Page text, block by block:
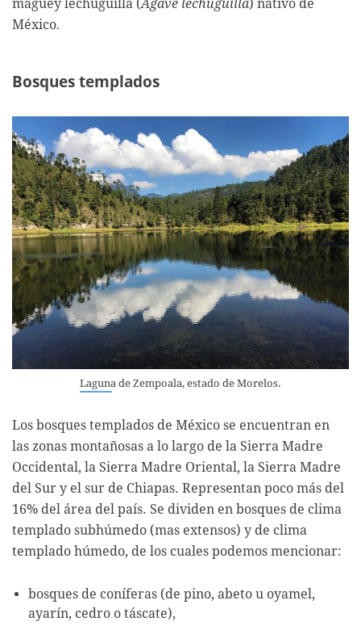
maguey lechuguilla (Agave lechuguilla) nativo de
México.
Bosques templados
Laguna de Zempoala, estado de Morelos.
Los bosques templados de México se encuentran en
las zonas montañosas a lo largo de la Sierra Madre
Occidental, la Sierra Madre Oriental, la Sierra Madre
del Sur y el sur de Chiapas. Representan poco más del
16% del área del país. Se dividen en bosques de clima
templado subhúmedo (mas extensos) y de clima
templado húmedo, de los cuales podemos mencionar:
bosques de coníferas (de pino, abeto u oyamel,
ayarín, cedro o táscate),